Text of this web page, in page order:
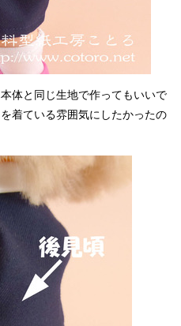
体と同じ生地で作ってもいいで
着ている雰囲気にしたかったの